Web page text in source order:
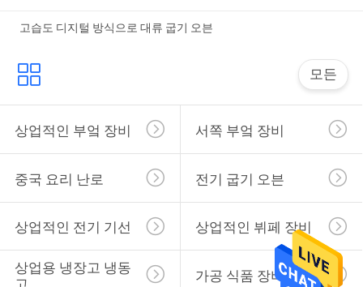
고습도 디지털 방식으로 대류 굽기 오븐
모든
상업적인 부엌 장비 서쪽 부엌 장비
중국 요리 난로 전기 굽기 오븐
상업적인 전기 기선 상업적인 뷔페 장비
상업용 냉장고 냉동
가공 식품 장비